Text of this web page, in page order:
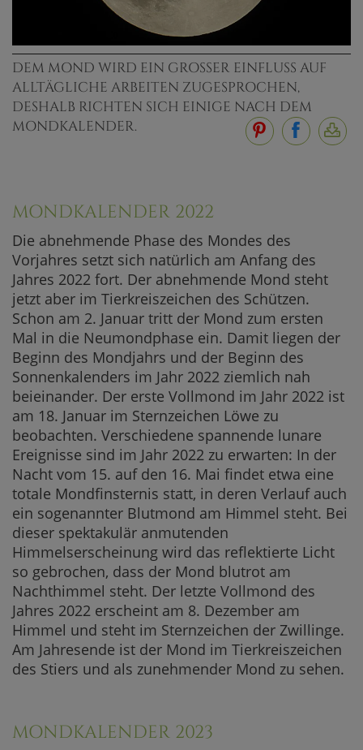
DEM MOND WIRD EIN GROSSER EINFLUSS AUF A
LLTÄGLICHE ARBEITEN ZUGESPROCHEN, D
ESHALB RICHTEN SICH EINIGE NACH DEM M
ONDKALENDER.
MONDKALENDER 2022
Die abnehmende Phase des Mondes des
Vorjahres setzt sich natürlich am Anfang des
Jahres 2022 fort. Der abnehmende Mond steht
jetzt aber im Tierkreiszeichen des Schützen.
Schon am 2. Januar tritt der Mond zum ersten
Mal in die Neumondphase ein. Damit liegen der
Beginn des Mondjahrs und der Beginn des
Sonnenkalenders im Jahr 2022 ziemlich nah
beieinander. Der erste Vollmond im Jahr 2022 ist
am 18. Januar im Sternzeichen Löwe zu
beobachten. Verschiedene spannende lunare
Ereignisse sind im Jahr 2022 zu erwarten: In der
Nacht vom 15. auf den 16. Mai findet etwa eine
totale Mondfinsternis statt, in deren Verlauf auch
ein sogenannter Blutmond am Himmel steht. Bei
dieser spektakulär anmutenden
Himmelserscheinung wird das reflektierte Licht
so gebrochen, dass der Mond blutrot am
Nachthimmel steht. Der letzte Vollmond des
Jahres 2022 erscheint am 8. Dezember am
Himmel und steht im Sternzeichen der Zwillinge.
Am Jahresende ist der Mond im Tierkreiszeichen
des Stiers und als zunehmender Mond zu sehen.
MONDKALENDER 2023